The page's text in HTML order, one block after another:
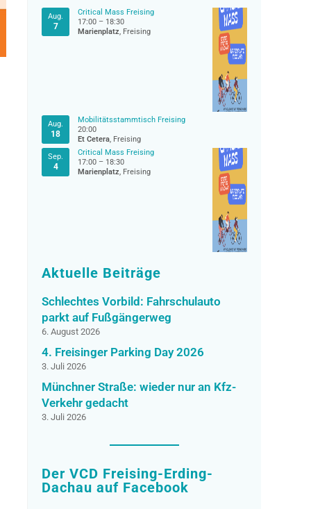
Aug.
7
Critical Mass Freising
17:00 – 18:30
Marienplatz, Freising
Aug.
18
Mobilitätsstammtisch Freising
20:00
Et Cetera, Freising
Sep.
4
Critical Mass Freising
17:00 – 18:30
Marienplatz, Freising
Aktuelle Beiträge
Schlechtes Vorbild: Fahrschulauto
parkt auf Fußgängerweg
6. August 2026
4. Freisinger Parking Day 2026
3. Juli 2026
Münchner Straße: wieder nur an Kfz-
Verkehr gedacht
3. Juli 2026
Der VCD Freising-Erding-
Dachau auf Facebook